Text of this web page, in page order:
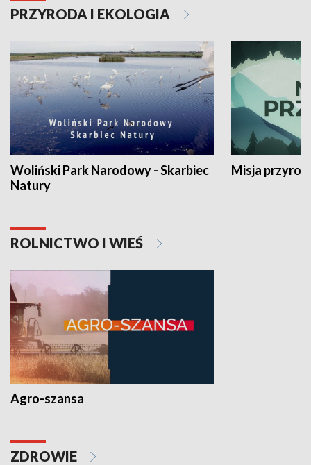
PRZYRODA I EKOLOGIA
Woliński Park Narodowy - Skarbiec
Natury
Misja
ROLNICTWO I WIEŚ
Agro-szansa
ZDROWIE